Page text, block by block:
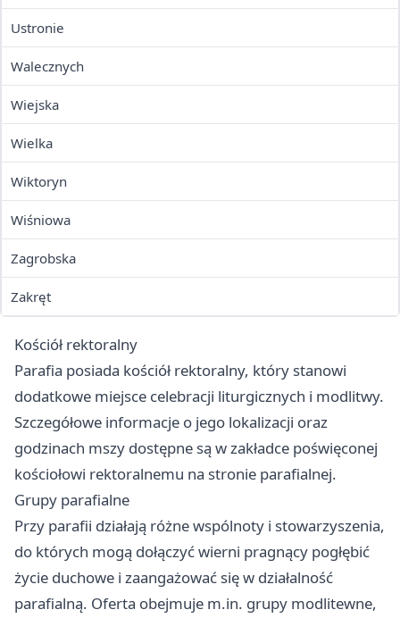
Ustronie
Walecznych
Wiejska
Wielka
Wiktoryn
Wiśniowa
Zagrobska
Zakręt
Kościół rektoralny
Parafia posiada kościół rektoralny, który stanowi
dodatkowe miejsce celebracji liturgicznych i modlitwy.
Szczegółowe informacje o jego lokalizacji oraz
godzinach mszy dostępne są w zakładce poświęconej
kościołowi rektoralnemu na stronie parafialnej.
Grupy parafialne
Przy parafii działają różne wspólnoty i stowarzyszenia,
do których mogą dołączyć wierni pragnący pogłębić
życie duchowe i zaangażować się w działalność
parafialną. Oferta obejmuje m.in. grupy modlitewne,